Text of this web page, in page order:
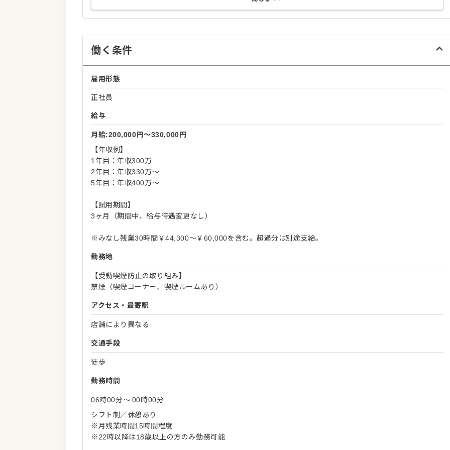
働く条件
雇用形態
正社員
給与
月給:200,000円〜330,000円
【年収例】
1年目：年収300万
2年目：年収330万～
5年目：年収400万～
【試用期間】
3ヶ月（期間中、給与待遇変更なし）
※みなし残業30時間￥44,300～￥60,000を含む。超過分は別途支給。
勤務地
【受動喫煙防止の取り組み】
禁煙（喫煙コーナー、喫煙ルームあり）
アクセス・最寄駅
店舗により異なる
交通手段
徒歩
勤務時間
06時00分〜00時00分
シフト制／休憩あり
※月残業時間15時間程度
※22時以降は18歳以上の方のみ勤務可能